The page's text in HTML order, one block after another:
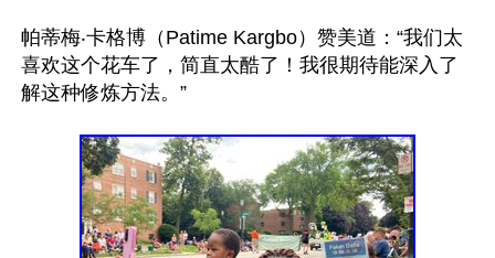
帕蒂梅‧卡格博（Patime Kargbo）赞美道：“我们太
喜欢这个花车了，简直太酷了！我很期待能深入了
解这种修炼方法。”